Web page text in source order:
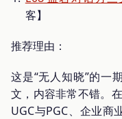
客】
推荐理由：
这是“无人知晓”的一
文，内容非常不错。
UGC与PGC、企业商